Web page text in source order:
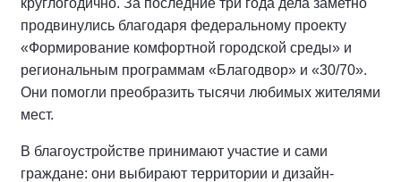
круглогодично. За последние три года дела заметно
продвинулись благодаря федеральному проекту
«Формирование комфортной городской среды» и
региональным программам «Благодвор» и «30/70».
Они помогли преобразить тысячи любимых жителями
мест.
В благоустройстве принимают участие и сами
граждане: они выбирают территории и дизайн-